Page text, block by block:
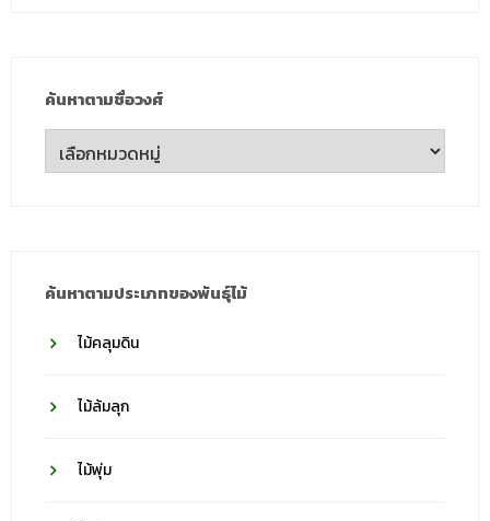
ค้นหาตามชื่อวงศ์
ค้นหา
ตาม
ค้นหาตามประเภทของพันธุ์ไม้
ไม้คลุมดิน
ไม้ล้มลุก
ไม้พุ่ม